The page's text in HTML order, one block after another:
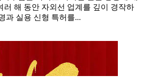
러 해 동안 자외선 업계를 깊이 경작하
과 실용 신형 특허를...